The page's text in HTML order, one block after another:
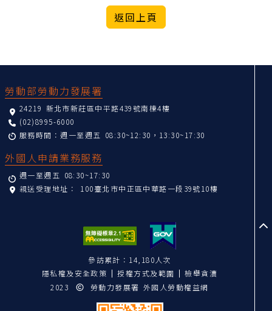
勞動部勞動力發展署
24219 新北市新莊區中平路439號南棟4樓
(02)8995-6000
服務時間：週一至週五 08:30~12:30，13:30~17:30
外國人申請業務服務
週一至週五 08:30~17:30
親送受理地址： 100臺北市中正區中華路一段39號10樓
參訪累計：14,180人次
隱私權及安全政策
授權方式及範圍
檢舉貪瀆
2023
勞動力發展署 外國人勞動權益網
至